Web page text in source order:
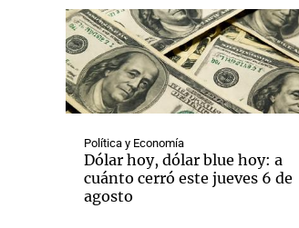
Política y Economía
Dólar hoy, dólar blue hoy: a
cuánto cerró este jueves 6 de
agosto